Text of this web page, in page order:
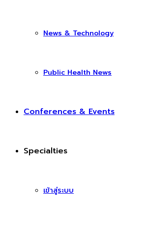
News & Technology
Public Health News
Conferences & Events
Specialties
เข้าสู่ระบบ